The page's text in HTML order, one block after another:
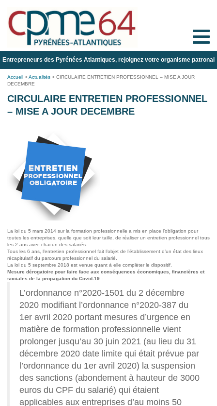
Toggle
Entrepreneurs des Pyrénées Atlantiques, rejoignez votre organisme patronal
Accueil >Actualités > CIRCULAIRE ENTRETIEN PROFESSIONNEL – MISE A JOUR
DECEMBRE
CIRCULAIRE ENTRETIEN PROFESSIONNEL
– MISE A JOUR DECEMBRE
La loi du 5 mars 2014 sur la formation professionnelle a mis en place l’obligation pour
toutes les entreprises, quelle que soit leur taille, de réaliser un entretien professionnel tous
les 2 ans avec chacun des salariés.
Tous les 6 ans, l’entretien professionnel fait l’objet de l’établissement d’un état des lieux
récapitulatif du parcours professionnel du salarié.
La loi du 5 septembre 2018 est venue quant à elle compléter le dispositif.
Mesure dérogatoire pour faire face aux conséquences économiques, financières et
sociales de la propagation du Covid-19 :
L’ordonnance n°2020-1501 du 2 décembre
2020 modifiant l’ordonnance n°2020-387 du
1er avril 2020 portant mesures d’urgence en
matière de formation professionnelle vient
prolonger jusqu’au 30 juin 2021 (au lieu du 31
décembre 2020 date limite qui était prévue par
l’ordonnance du 1er avril 2020) la suspension
des sanctions (abondement à hauteur de 3000
euros du CPF du salarié) qui étaient
applicables aux entreprises d’au moins 50